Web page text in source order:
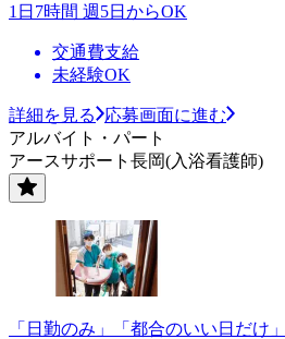
1日7時間 週5日からOK
交通費支給
未経験OK
詳細を見る
応募画面に進む
アルバイト・パート
アースサポート長岡(入浴看護師)
「日勤のみ」「都合のいい日だけ